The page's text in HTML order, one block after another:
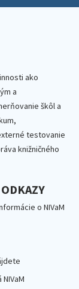
ako
a
škôl a
testovanie
knižničného
o NIVaM